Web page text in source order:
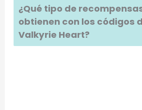
¿Qué tipo de
obtienen con los códigos
Valkyrie Heart?